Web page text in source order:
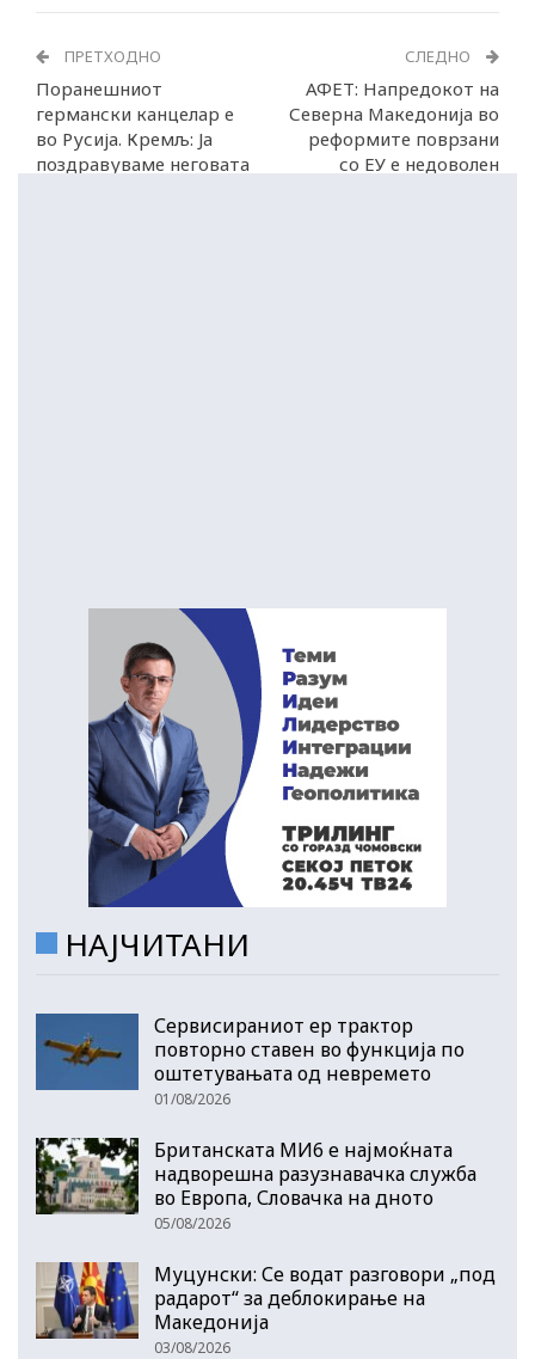
ПРЕТХОДНО
Поранешниот
германски канцелар е
во Русија. Кремљ: Ја
поздравуваме неговата
СЛЕДНО
АФЕТ: Напредокот на
Северна Македонија во
реформите поврзани
со ЕУ е недоволен
НАЈЧИТАНИ
Сервисираниот ер трактор
повторно ставен во функција по
оштетувањата од невремето
01/08/2026
Британската МИ6 е најмоќната
надворешна разузнавачка служба
во Европа, Словачка на дното
05/08/2026
Муцунски: Се водат разговори „под
радарот“ за деблокирање на
Македонија
03/08/2026